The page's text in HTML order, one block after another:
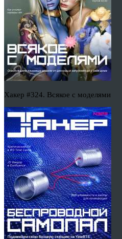
Хакер #324. Всякое с моделями